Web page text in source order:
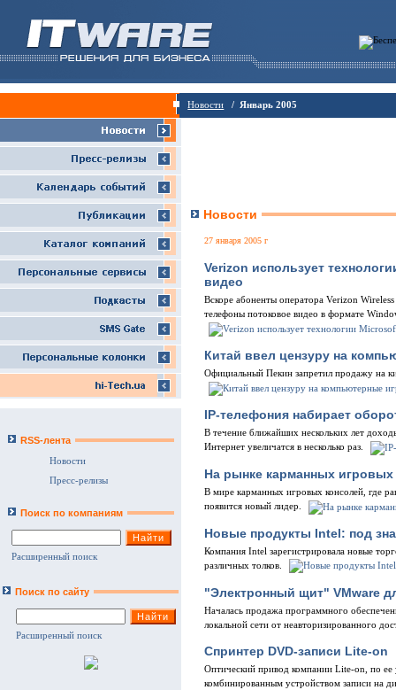
Новости / Январь 2005
RSS-лента
Новости
Пресс-релизы
Поиск по компаниям
Расширенный поиск
Поиск по сайту
Расширенный поиск
Новости
27 января 2005 г
Verizon использует
видео
Вскоре абоненты оператора Verizon
телефоны потоковое видео в формате
Китай ввел цензуру на
Официальный Пекин запретил продажу на
IP-телефония набирает
В течение ближайших нескольких лет
Интернет увеличатся в несколько раз.
На рынке карманных игровых
В мире карманных игровых консолей, где
появится новый лидер.
Новые продукты Intel: под
Компания Intel зарегистрировала новые
различных толков.
"Электронный щит" VMware
Началась продажа программного
локальной сети от неавторизированного
Спринтер DVD-записи Lite-on
Оптический привод компании Lite-on, по
комбинированным устройством записи на